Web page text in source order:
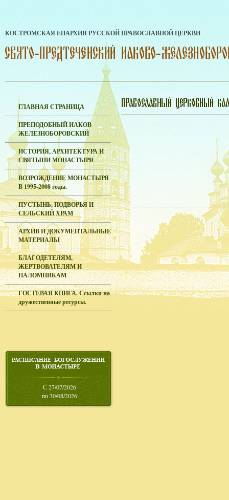
КОСТРОМСКАЯ ЕПАРХИЯ РУССКОЙ ПРАВОСЛАВНОЙ ЦЕРКВИ
ГЛАВНАЯ СТРАНИЦА
ПРЕПОДОБНЫЙ ИАКОВ
ЖЕЛЕЗНОБОРОВСКИЙ
ИСТОРИЯ, АРХИТЕКТУРА И
СВЯТЫНИ МОНАСТЫРЯ
ВОЗРОЖДЕНИЕ МОНАСТЫРЯ
В 1995-2008 годы.
ПУСТЫНЬ, ПОДВОРЬЯ И
СЕЛЬСКИЙ ХРАМ
АРХИВ И ДОКУМЕНТАЛЬНЫЕ
МАТЕРИАЛЫ
БЛАГОДЕТЕЛЯМ,
ЖЕРТВОВАТЕЛЯМ И
ПАЛОМНИКАМ
ГОСТЕВАЯ КНИГА. Ссылки на
дружественные ресурсы.
С 27/07/2026
по 30/08/2026